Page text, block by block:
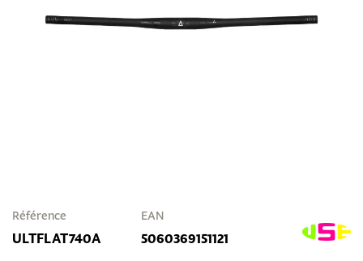
Référence
ULTFLAT740A
EAN
5060369151121